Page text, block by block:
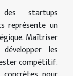
startups
représente un
Maîtriser
les
compétitif.